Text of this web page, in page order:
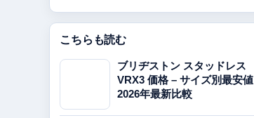
こちらも読む
ブリヂストン スタッドレス
VRX3 価格 – サイズ別最安値
2026年最新比較